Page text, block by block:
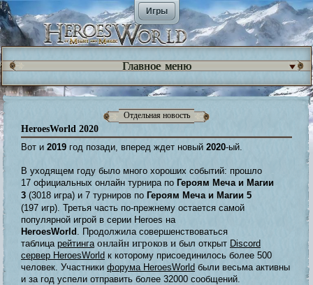
Игры
Главное меню
Отдельная новость
HeroesWorld 2020
Вот и 2019 год позади, вперед ждет новый 2020-ый.
В уходящем году было много хороших событий: прошло
17 официальных онлайн турнира по Героям Меча и Магии
3 (3018 игра) и 7 турниров по Героям Меча и Магии 5
(197 игр) Третья часть по-прежнему остается самой
популярной игрой в серии Heroes на
HeroesWorld
Продолжила совершенствоваться
таблица рейтинга онлайн игроков и был открыт Discord
сервер HeroesWorld к которому присоединилось более 500
человек. Участники форума HeroesWorld были весьма активны
и за год успели отправить более 32000 сообщений.